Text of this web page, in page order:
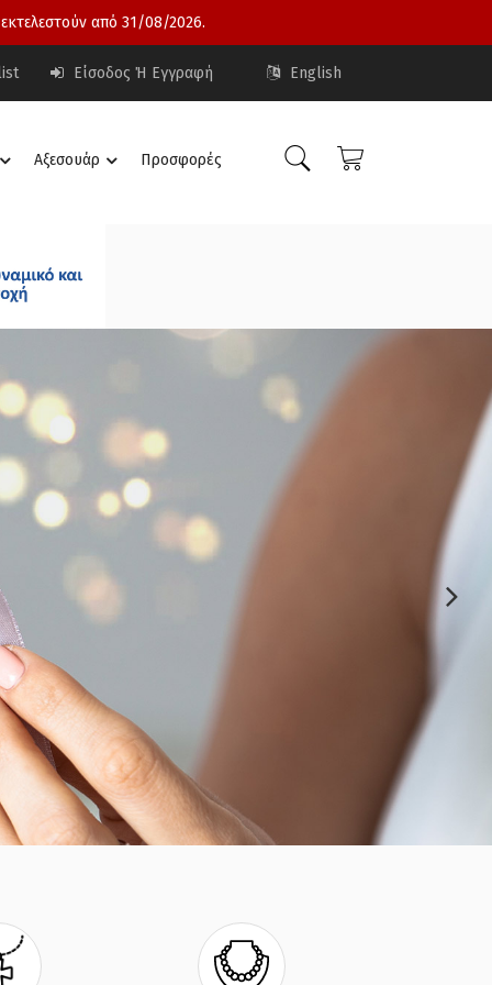
από 31/08/2026.
Είσοδος Ή Εγγραφή English
Αξεσουάρ Προσφορές